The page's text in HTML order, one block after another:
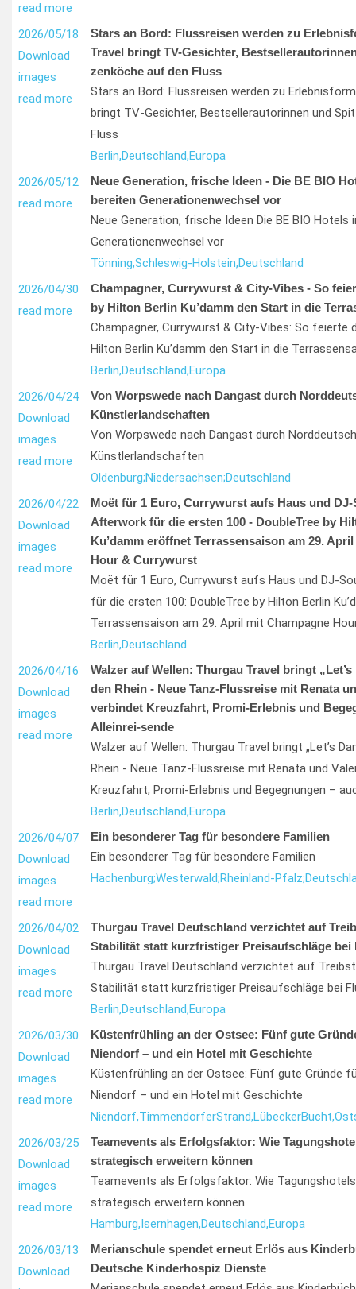
read more
2026/05/18
Download
images
read more
Stars an Bord: Flussreisen werden zu
Travel bringt TV-Gesichter,
zenköche auf den Fluss
Stars an Bord: Flussreisen werden zu
bringt TV-Gesichter, Bestsellerautorinnen und
Fluss
Berlin,Deutschland,Europa
2026/05/12
read more
Neue Generation, frische Ideen - Die BE BIO
bereiten Generationenwechsel vor
Neue Generation, frische Ideen Die BE BIO Hotels
Generationenwechsel vor
Tönning,Schleswig-Holstein,Deutschland
2026/04/30
read more
Champagner, Currywurst & City-Vibes - So
by Hilton Berlin Ku’damm den Start in die
Champagner, Currywurst & City-Vibes: So feierte
Hilton Berlin Ku’damm den Start in die
Berlin,Deutschland,Europa
2026/04/24
Download
images
read more
Von Worpswede nach Dangast durch
Künstlerlandschaften
Von Worpswede nach Dangast durch
Künstlerlandschaften
Oldenburg;Niedersachsen;Deutschland
2026/04/22
Download
images
read more
Moët für 1 Euro, Currywurst aufs Haus und
Afterwork für die ersten 100 - DoubleTree by
Ku’damm eröffnet Terrassensaison am 29.
Hour & Currywurst
Moët für 1 Euro, Currywurst aufs Haus und DJ-
für die ersten 100: DoubleTree by Hilton Berlin
Terrassensaison am 29. April mit Champagne
Berlin,Deutschland
2026/04/16
Download
images
read more
Walzer auf Wellen: Thurgau Travel bringt
den Rhein - Neue Tanz-Flussreise mit Renata
verbindet Kreuzfahrt, Promi-Erlebnis und
Alleinrei-sende
Walzer auf Wellen: Thurgau Travel bringt „Let’s
Rhein - Neue Tanz-Flussreise mit Renata und
Kreuzfahrt, Promi-Erlebnis und Begegnungen –
Berlin,Deutschland,Europa
2026/04/07
Download
images
read more
Ein besonderer Tag für besondere Familien
Ein besonderer Tag für besondere Familien
Hachenburg;Westerwald;Rheinland-Pfalz;
2026/04/02
Download
images
read more
Thurgau Travel Deutschland verzichtet auf
Stabilität statt kurzfristiger Preisaufschläge bei
Thurgau Travel Deutschland verzichtet auf
Stabilität statt kurzfristiger Preisaufschläge bei
Berlin,Deutschland,Europa
2026/03/30
Download
images
read more
Küstenfrühling an der Ostsee: Fünf gute
Niendorf – und ein Hotel mit Geschichte
Küstenfrühling an der Ostsee: Fünf gute Gründe
Niendorf – und ein Hotel mit Geschichte
Niendorf,TimmendorferStrand,LübeckerBucht,
2026/03/25
Download
images
read more
Teamevents als Erfolgsfaktor: Wie
strategisch erweitern können
Teamevents als Erfolgsfaktor: Wie
strategisch erweitern können
Hamburg,Isernhagen,Deutschland,Europa
2026/03/13
Download
Merianschule spendet erneut Erlös aus
Deutsche Kinderhospiz Dienste